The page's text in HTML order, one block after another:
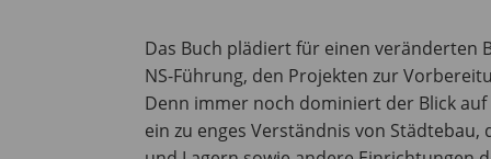
Das Buch plädiert für einen veränderten
NS-Führung, den Projekten zur
Denn immer noch dominiert der Blick
ein zu enges Verständnis von